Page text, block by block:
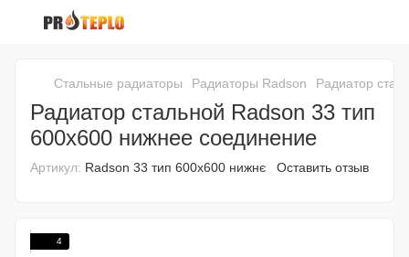
Стальные радиаторы Радиаторы Radson Радиатор
Радиатор стальной Radson 33 тип
600х600 нижнее соединение
Артикул: Radson 33 тип 600х600 нижнє Оставить отзыв
4